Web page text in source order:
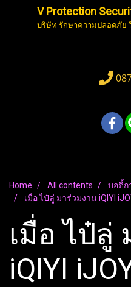
V Protection
บริษัท รักษาความปลอดภัย
Home All contents
บอดี้ก
เมื่อ ไป๋ลู่ มาร่วมงาน iQIYI
เมื่อ ไป๋ลู่
iQIYI